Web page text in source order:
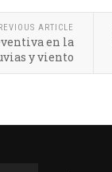
ARTICLE
en la
y viento